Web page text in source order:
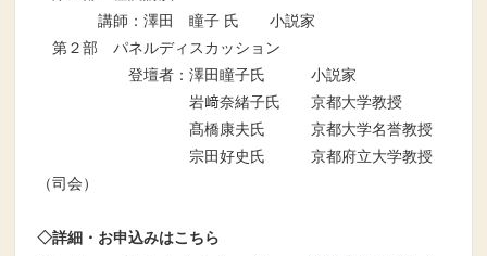
講師：澤田 瞳子 氏 小説家
第２部 パネルディスカッション
登壇者：澤田瞳子氏 小説家
岩﨑奈緒子氏 京都大学教授
髙橋康夫氏 京都大学名誉教授
宗田好史氏 京都府立大学教授
（司会）
◇詳細・お申込みはこちら